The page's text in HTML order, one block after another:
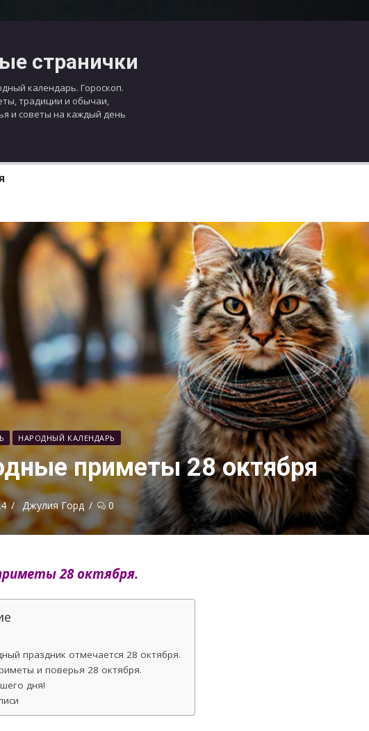
странички
календарь. Гороскоп.
традиции и обычаи,
и советы на каждый день
НАРОДНЫЙ КАЛЕНДАРЬ
приметы 28 октября
Автор
Джулия Горд 0
28 октября.
праздник отмечается 28 октября.
и поверья 28 октября.
дня!